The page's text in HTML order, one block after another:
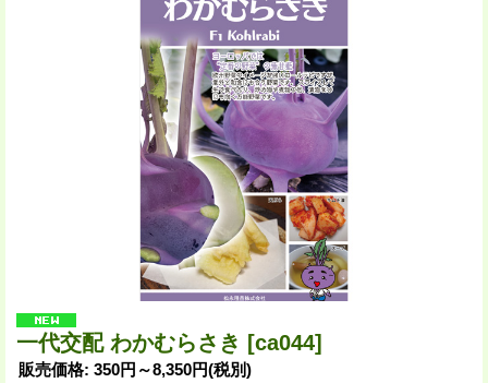
一代交配 わかむらさき [ca044]
販売価格: 350円～8,350円(税別)